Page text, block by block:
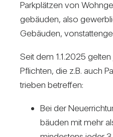
Park­plätzen von
ge­bäuden, also
Gebäuden,
Seit dem 1.1.2025
Pflichten, die z.B. auch
trieben betreffen:
Bei der
bäuden mit mehr